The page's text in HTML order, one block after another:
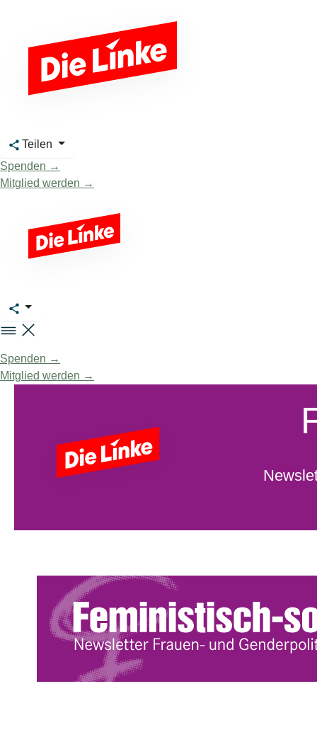
Teilen
Spenden →
Mitglied werden →
Spenden →
Mitglied werden →